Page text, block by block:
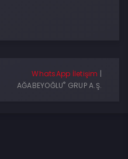
WhatsApp İletişim |
AĞABEYOĞLU® GRUP A.Ş.